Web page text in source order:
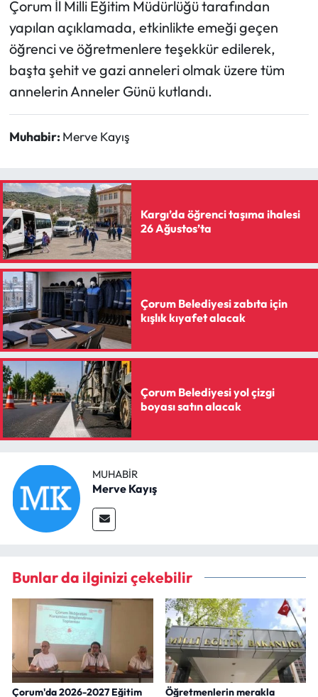
Çorum İl Milli Eğitim Müdürlüğü tarafından
yapılan açıklamada, etkinlikte emeği geçen
öğrenci ve öğretmenlere teşekkür edilerek,
başta şehit ve gazi anneleri olmak üzere tüm
annelerin Anneler Günü kutlandı.
Muhabir: Merve Kayış
Kargı’da öğrenci taşıma ihalesi
26 Ağustos’ta
Çorum Belediyesi zabıta için
kışlık kıyafet alacak
Çorum Belediyesi yol çizgi
boyası satın alacak
MUHABIR
Merve Kayış
Bunlar da ilginizi çekebilir
Çorum'da 2026-2027 Eğitim
Öğretmenlerin merakla
Sağlık
Siyaset
Sungurlu Haberleri
Uğurludağ Haberleri
Yaşam
Yayla Haber
Yemek Tarifleri
Yerel Haberler